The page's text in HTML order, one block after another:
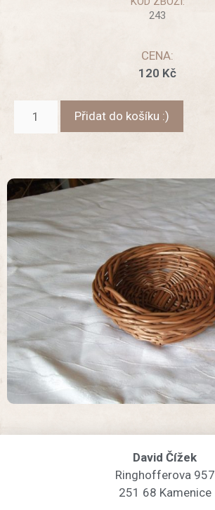
243
CENA:
120 Kč
Přidat do košíku :)
David Čížek
Ringhofferova 957
251 68 Kamenice